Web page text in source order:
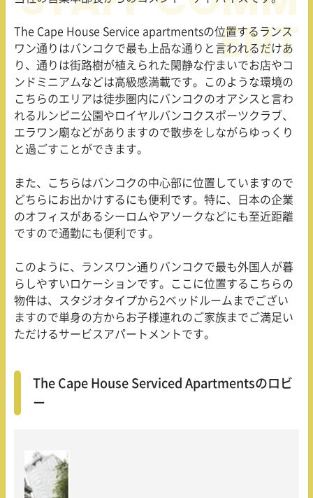
The Cape House Service apartmentsの位置するランス
ワン通りはバンコクで最も上品な通りと言われるだけあ
り、通りは街路樹が植えられた閑静な佇まいでお店やコ
ンドミニアムなどは高級感満載です。このような環境の
こちらのエリアは徒歩圏内にバンコクのオアシスと言わ
れるルンピニ公園やロイヤルバンコクスポーツクラブ、
エラワン廟などがありますので散歩をしながらゆっくり
と過ごすことができます。
また、こちらはバンコクの中心部に位置していますので
どちらにお出かけするにも便利です。特に、日本の企業
のオフィスがあるシーロムやアソークなどにも至近距離
ですので通勤にも便利です。
このように、ランスワン通りバンコクで最も外国人が暮
らしやすいロケーションです。ここに位置するこちらの
物件は、スタジオタイプから2ベッドルームまでござい
ますので単身の方からお子様連れのご家族までご満足い
ただけるサービスアパートメントです。
The Cape House Serviced Apartmentsのロビ
ー